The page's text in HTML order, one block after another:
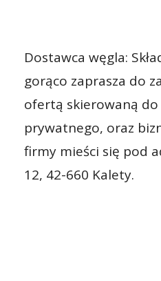
Dostawca węgla:
gorąco zaprasza do
ofertą skierowaną
prywatnego, oraz
firmy mieści się pod
12, 42-660 Kalety.